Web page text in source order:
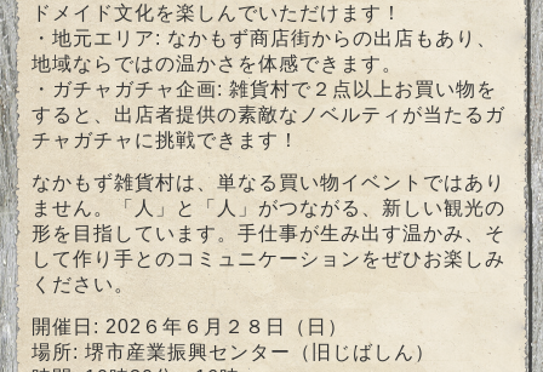
ドメイド文化を楽しんでいただけます！
・地元エリア: なかもず商店街からの出店もあり、
地域ならではの温かさを体感できます。
・ガチャガチャ企画: 雑貨村で２点以上お買い物を
すると、出店者提供の素敵なノベルティが当たるガ
チャガチャに挑戦できます！
なかもず雑貨村は、単なる買い物イベントではあり
ません。「人」と「人」がつながる、新しい観光の
形を目指しています。手仕事が生み出す温かみ、そ
して作り手とのコミュニケーションをぜひお楽しみ
ください。
開催日: 202６年６月２８日（日）
場所: 堺市産業振興センター（旧じばしん）